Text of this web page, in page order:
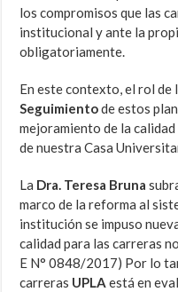
los compromisos que las
institucional y ante la
obligatoriamente.
En este contexto, el rol de
Seguimientode estos
mejoramiento de la
de nuestra Casa
La Dra. Teresa Bruna
marco de la reforma al
institución se impuso
calidad para las carreras
E N° 0848/2017) Por lo
carreras UPLA está en